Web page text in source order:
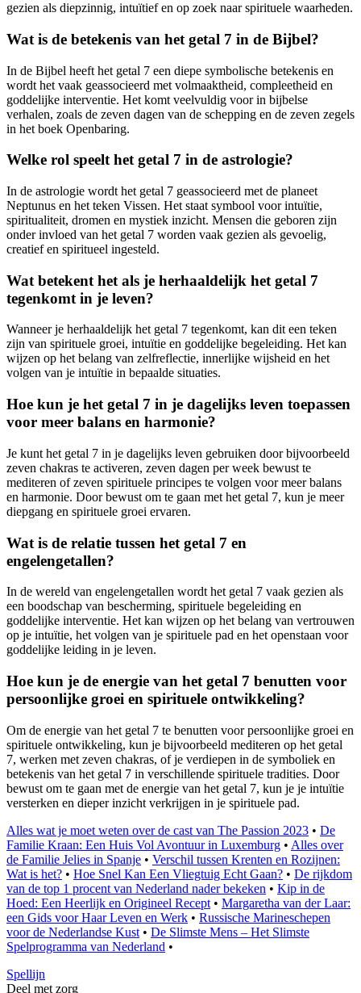
gezien als diepzinnig, intuïtief en op zoek naar spirituele waarheden.
Wat is de betekenis van het getal 7 in de Bijbel?
In de Bijbel heeft het getal 7 een diepe symbolische betekenis en
wordt het vaak geassocieerd met volmaaktheid, compleetheid en
goddelijke interventie. Het komt veelvuldig voor in bijbelse
verhalen, zoals de zeven dagen van de schepping en de zeven zegels
in het boek Openbaring.
Welke rol speelt het getal 7 in de astrologie?
In de astrologie wordt het getal 7 geassocieerd met de planeet
Neptunus en het teken Vissen. Het staat symbool voor intuïtie,
spiritualiteit, dromen en mystiek inzicht. Mensen die geboren zijn
onder invloed van het getal 7 worden vaak gezien als gevoelig,
creatief en spiritueel ingesteld.
Wat betekent het als je herhaaldelijk het getal 7
tegenkomt in je leven?
Wanneer je herhaaldelijk het getal 7 tegenkomt, kan dit een teken
zijn van spirituele groei, intuïtie en goddelijke begeleiding. Het kan
wijzen op het belang van zelfreflectie, innerlijke wijsheid en het
volgen van je intuïtie in bepaalde situaties.
Hoe kun je het getal 7 in je dagelijks leven toepassen
voor meer balans en harmonie?
Je kunt het getal 7 in je dagelijks leven gebruiken door bijvoorbeeld
zeven chakras te activeren, zeven dagen per week bewust te
mediteren of zeven spirituele principes te volgen voor meer balans
en harmonie. Door bewust om te gaan met het getal 7, kun je meer
diepgang en spirituele groei ervaren.
Wat is de relatie tussen het getal 7 en
engelengetallen?
In de wereld van engelengetallen wordt het getal 7 vaak gezien als
een boodschap van bescherming, spirituele begeleiding en
goddelijke interventie. Het kan wijzen op het belang van vertrouwen
op je intuïtie, het volgen van je spirituele pad en het openstaan voor
goddelijke leiding in je leven.
Hoe kun je de energie van het getal 7 benutten voor
persoonlijke groei en spirituele ontwikkeling?
Om de energie van het getal 7 te benutten voor persoonlijke groei en
spirituele ontwikkeling, kun je bijvoorbeeld mediteren op het getal
7, werken met zeven chakras, of je verdiepen in de symboliek en
betekenis van het getal 7 in verschillende spirituele tradities. Door
bewust om te gaan met de energie van het getal 7, kun je je intuïtie
versterken en dieper inzicht verkrijgen in je spirituele pad.
Alles wat je moet weten over de cast van The Passion 2023 • De
Familie Kraan: Een Huis Vol Avontuur in Luxemburg • Alles over
de Familie Jelies in Spanje • Verschil tussen Krenten en Rozijnen:
Wat is het? • Hoe Snel Kan Een Vliegtuig Echt Gaan? • De rijkdom
van de top 1 procent van Nederland nader bekeken • Kip in de
Hoed: Een Heerlijk en Origineel Recept • Margaretha van der Laar:
een Gids voor Haar Leven en Werk • Russische Marineschepen
voor de Nederlandse Kust • De Slimste Mens – Het Slimste
Spelprogramma van Nederland •
Spellijn
Deel met zorg